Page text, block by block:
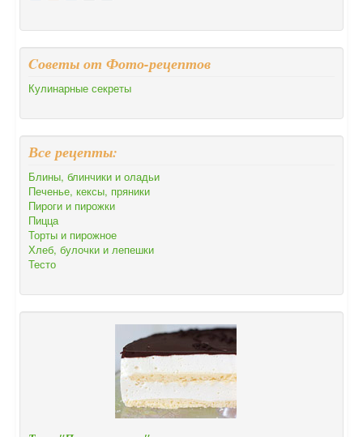
Cоветы от Фото-рецептов
Кулинарные секреты
Все рецепты:
Блины, блинчики и оладьи
Печенье, кексы, пряники
Пироги и пирожки
Пицца
Торты и пирожное
Хлеб, булочки и лепешки
Тесто